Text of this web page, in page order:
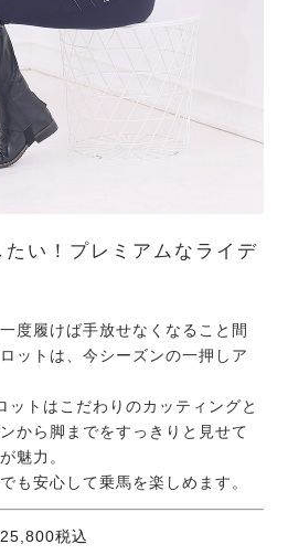
い！プレミアムなライデ
度履けば手放せなくなること間
ットは、今シーズンの一押しア
トはこだわりのカッティングと
から脚までをすっきりと見せて
魅力。
も安心して乗馬を楽しめます。
税込